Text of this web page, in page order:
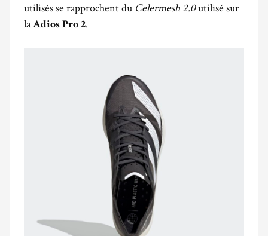
utilisés se rapprochent du Celermesh 2.0utilisé sur
laAdios Pro 2.